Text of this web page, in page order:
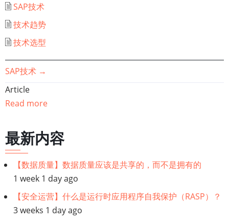
SAP技术
技术趋势
技术选型
书
籍
历
链
接：
技
SAP技术 →
Article
Read more
最新内容
【数据质量】数据质量应该是共享的，而不是拥有的
1 week 1 day ago
【安全运营】什么是运行时应用程序自我保护（RASP）？
3 weeks 1 day ago